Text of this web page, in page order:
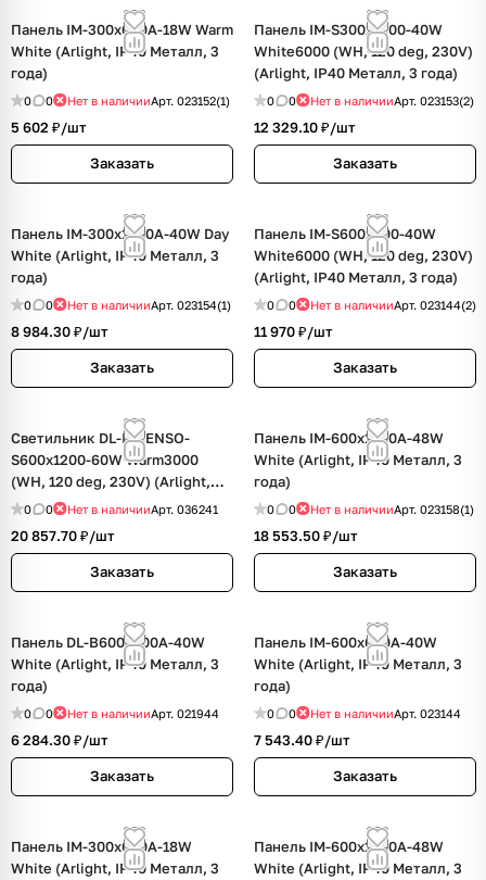
Панель IM-300x600A-18W Warm
White (Arlight, IP40 Металл, 3
года)
0 0 Нет в наличииАрт. 023152(1)
5 602 ₽/шт
Заказать
Панель IM-S300x1200-40W
White6000 (WH, 120 deg, 230V)
(Arlight, IP40 Металл, 3 года)
0 0 Нет в наличииАрт. 023153(2)
12 329.10 ₽/шт
Заказать
Панель IM-300x1200A-40W Day
White (Arlight, IP40 Металл, 3
года)
0 0 Нет в наличииАрт. 023154(1)
8 984.30 ₽/шт
Заказать
Панель IM-S600x600-40W
White6000 (WH, 120 deg, 230V)
(Arlight, IP40 Металл, 3 года)
0 0 Нет в наличииАрт. 023144(2)
11 970 ₽/шт
Заказать
Светильник DL-INTENSO-
S600x1200-60W Warm3000
(WH, 120 deg, 230V) (Arlight,
IP40 Металл, 3 года)
0 0 Нет в наличииАрт. 036241
20 857.70 ₽/шт
Заказать
Панель IM-600x1200A-48W
White (Arlight, IP40 Металл, 3
года)
0 0 Нет в наличииАрт. 023158(1)
18 553.50 ₽/шт
Заказать
Панель DL-B600x600A-40W
White (Arlight, IP40 Металл, 3
года)
0 0 Нет в наличииАрт. 021944
6 284.30 ₽/шт
Заказать
Панель IM-600x600A-40W
White (Arlight, IP40 Металл, 3
года)
0 0 Нет в наличииАрт. 023144
7 543.40 ₽/шт
Заказать
Панель IM-300x600A-18W
White (Arlight, IP40 Металл, 3
Панель IM-600x1200A-48W
White (Arlight, IP40 Металл, 3